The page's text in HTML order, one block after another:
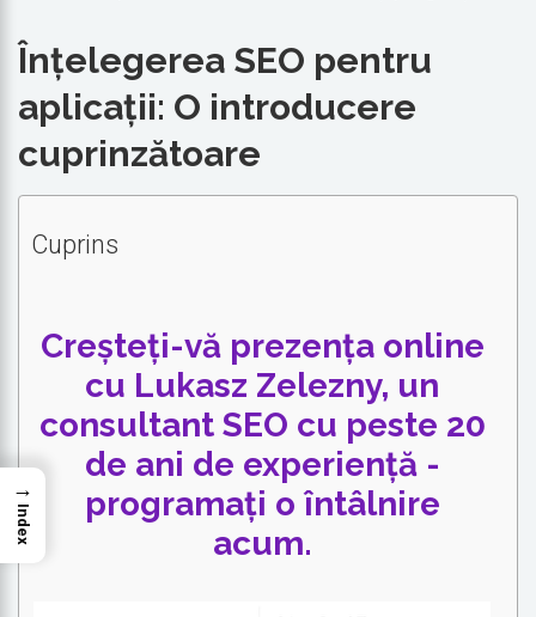
Înțelegerea SEO pentru
aplicații: O introducere
cuprinzătoare
Cuprins
Creșteți-vă prezența online
cu Lukasz Zelezny, un
consultant SEO cu peste 20
de ani de experiență -
programați o întâlnire
acum.
→
Index